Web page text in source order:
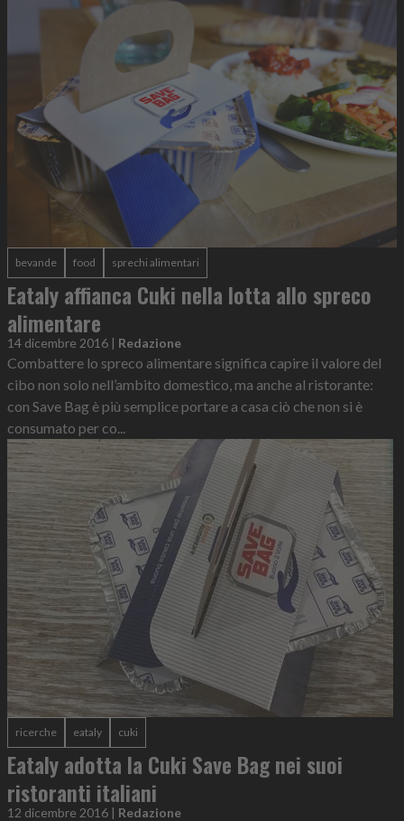
bevande food sprechi alimentari
Eataly affianca Cuki nella lotta allo spreco
alimentare
14 dicembre 2016 | Redazione
Combattere lo spreco alimentare significa capire il valore del
cibo non solo nell’ambito domestico, ma anche al ristorante:
con Save Bag è più semplice portare a casa ciò che non si è
consumato per co...
ricerche eataly cuki
Eataly adotta la Cuki Save Bag nei suoi
ristoranti italiani
12 dicembre 2016 | Redazione